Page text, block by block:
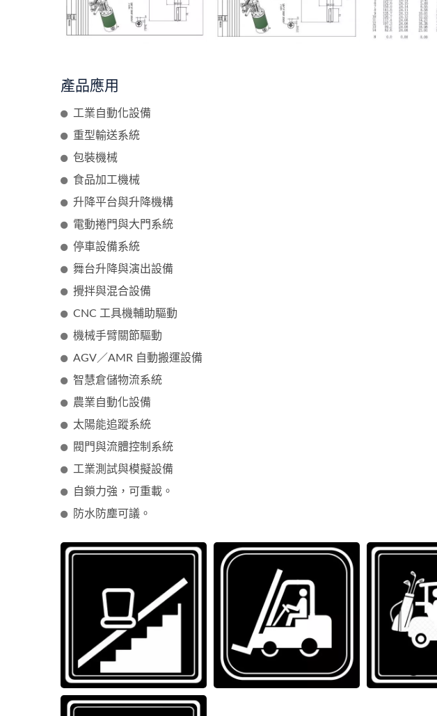
產品應用
工業自動化設備
重型輸送系統
包裝機械
食品加工機械
升降平台與升降機構
電動捲門與大門系統
停車設備系統
舞台升降與演出設備
攪拌與混合設備
CNC 工具機輔助驅動
機械手臂關節驅動
AGV／AMR 自動搬運設備
智慧倉儲物流系統
農業自動化設備
太陽能追蹤系統
閥門與流體控制系統
工業測試與模擬設備
自鎖力強，可重載。
防水防塵可議。
微型無刷馬達